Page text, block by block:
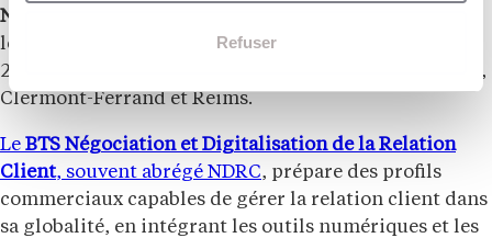
Refuser
Négociation et Digitalisation de la Relation Client
le
BTS Gestion de la PMEseront ouverts à la rentrée
2026 sur les campus de Mulhouse, Strasbourg, Nancy,
Clermont-Ferrand et Reims.
Le BTS Négociation et Digitalisation de la Relation
Client, souvent abrégé NDRC, prépare des profils
commerciaux capables de gérer la relation client dans
sa globalité, en intégrant les outils numériques et les